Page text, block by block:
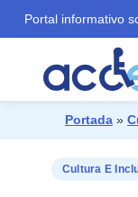
Portal informativo
Portada »
Cultura E